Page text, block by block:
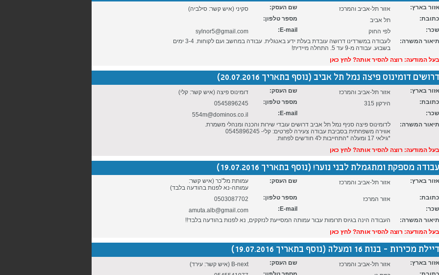
אזור בארץ: אזור תל-אביב והמרכז שם העסק:
סקיני (איש קשר: סילביה)
כתובת:
תל אביב
מספר טלפון:
שכר:
לפי החוק E-mail:
sylnor5@gmail.com
תיאור המשרה:
לעבודה במשרדינו דרושה עובדת בעלת ידע באנגלית. עבודה במחשב ועם לקוחות. 3-4 ימים
בשבוע. עבודה מ-9 עד 5. התחלה מיידית!
בעל המודעה: רוצה להסיר אותה? לחץ כאן
דרושים דומינוס פיצה נמל תל אביב (נוסף בתאריך 20.07.2016)
אזור בארץ: אזור תל-אביב והמרכז שם העסק:
דומינוס פיצה (איש קשר: קלי)
כתובת:
הירקון 315 מספר טלפון:
0545896245
שכר:
E-mail:
554m@dominos.co.il
תיאור המשרה:
לדומינוס פיצה סניף נמל תל אביב דרושים עובדי שירות והכנה ומנהלי משמרת.
אווירה משפחתית בסביבת עבודה צעירה לפרטים: קלי- 0545896245
*גילאי 17 ומעלה *התחייבות ל4 חודשים לפחות.
בעל המודעה: רוצה להסיר אותה? לחץ כאן
עבודה מספקת ומתגמלת לבני נוער! (נוסף בתאריך 19.07.2016)
אזור בארץ: אזור תל-אביב והמרכז שם העסק:
עמותת מל"כר (איש קשר:
עמותה-נא לפנות בהודעה בלבד)
כתובת:
אזור המרכז מספר טלפון:
0503087702
שכר:
E-mail:
amuta.alb@gmail.com
תיאור המשרה:
העבודה הינה בגיוס תרומות עבור עמותה המסייעת לנזקקים, נא לפנות בהודעה בלבד!!
בעל המודעה: רוצה להסיר אותה? לחץ כאן
דיילת מכירות - בנות 16 ומעלה (נוסף בתאריך 19.07.2016)
אזור בארץ: אזור תל-אביב והמרכז שם העסק:
B-next (איש קשר: עירד)